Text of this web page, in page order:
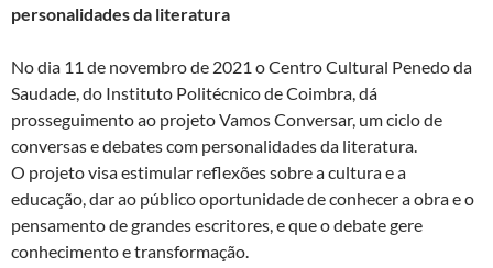
personalidades da literatura
No dia 11 de novembro de 2021 o Centro Cultural Penedo da
Saudade, do Instituto Politécnico de Coimbra, dá
prosseguimento ao projeto Vamos Conversar, um ciclo de
conversas e debates com personalidades da literatura.
O projeto visa estimular reflexões sobre a cultura e a
educação, dar ao público oportunidade de conhecer a obra e o
pensamento de grandes escritores, e que o debate gere
conhecimento e transformação.